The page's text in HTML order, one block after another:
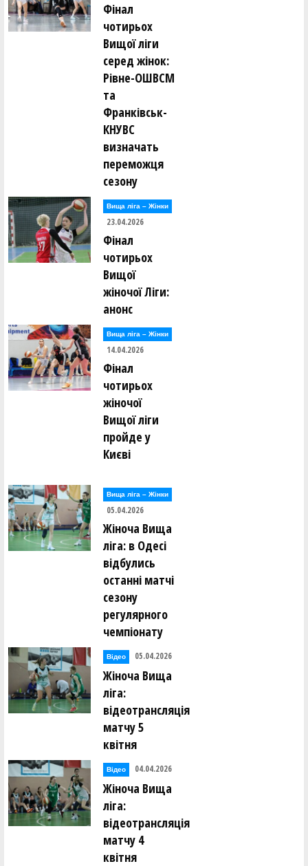
Фінал
чотирьох
Вищої ліги
серед жінок:
Рівне-ОШВСМ
та
Франківськ-
КНУВС
визначать
переможця
сезону
Вища лiга – Жiнки
23.04.2026
Фінал
чотирьох
Вищої
жіночої Ліги:
анонс
Вища лiга – Жiнки
14.04.2026
Фінал
чотирьох
жіночої
Вищої ліги
пройде у
Києві
Вища лiга – Жiнки
05.04.2026
Жіноча Вища
ліга: в Одесі
відбулись
останні матчі
сезону
регулярного
чемпіонату
Відео 05.04.2026
Жіноча Вища
ліга:
відеотрансляція
матчу 5
квітня
Відео 04.04.2026
Жіноча Вища
ліга:
відеотрансляція
матчу 4
квітня